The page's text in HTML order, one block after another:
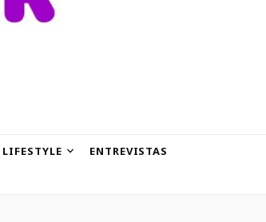
LIFESTYLE
ENTREVISTAS